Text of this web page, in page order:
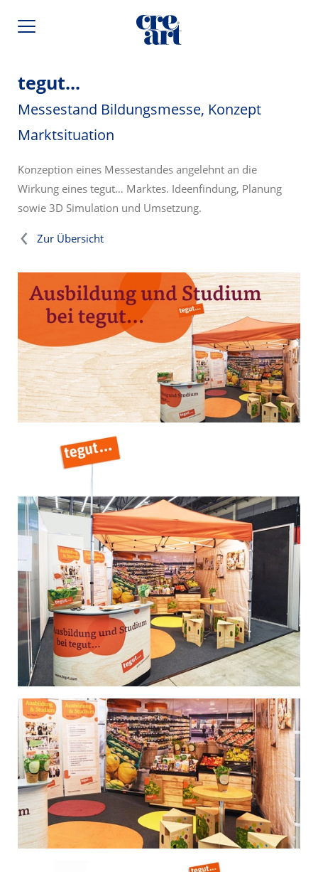
tegut...
Messestand Bildungsmesse, Konzept
Marktsituation
Konzeption eines Messestandes angelehnt an die
Wirkung eines tegut… Marktes. Ideenfindung, Planung
sowie 3D Simulation und Umsetzung.
Zur Übersicht